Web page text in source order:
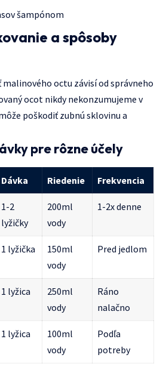
šampónom
a spôsoby
malinového octu závisí od správneho
ocot nikdy nekonzumujeme v
poškodiť zubnú sklovinu a
pre rôzne účely
Dávka Riedenie Frekvencia
1-2
lyžičky
200ml
vody
1-2x denne
1 lyžička
150ml
vody
Pred jedlom
1 lyžica
250ml
vody
Ráno
nalačno
1 lyžica
100ml
vody
Podľa
potreby